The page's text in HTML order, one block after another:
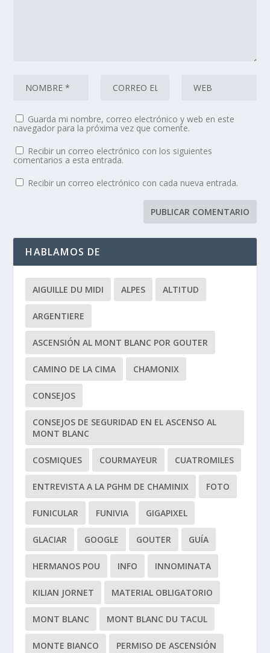
Guarda mi nombre, correo electrónico y web en este
navegador para la próxima vez que comente.
Recibir un correo electrónico con los siguientes
comentarios a esta entrada.
Recibir un correo electrónico con cada nueva entrada.
HABLAMOS DE
AIGUILLE DU MIDI ALPES ALTITUD
ARGENTIERE
ASCENSIÓN AL MONT BLANC POR GOUTER
CAMINO DE LA CIMA CHAMONIX
CONSEJOS
CONSEJOS DE SEGURIDAD EN EL ASCENSO AL
MONT BLANC
COSMIQUES COURMAYEUR CUATROMILES
ENTREVISTA A LA PGHM DE CHAMINIX FOTO
FUNICULAR FUNIVIA GIGAPIXEL
GLACIAR GOOGLE GOUTER GUÍA
HERMANOS POU INFO INNOMINATA
KILIAN JORNET MATERIAL OBLIGATORIO
MONT BLANC MONT BLANC DU TACUL
MONTE BIANCO PERMISO DE ASCENSIÓN